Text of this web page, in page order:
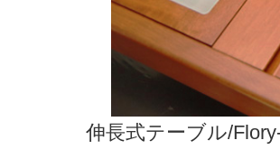
伸長式テーブル/